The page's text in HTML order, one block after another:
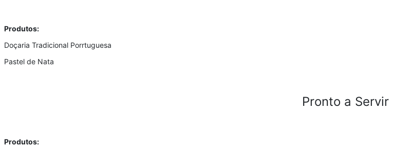
Produtos:
Doçaria Tradicional Porrtuguesa
Pastel de Nata
Pronto a Servir
Produtos: